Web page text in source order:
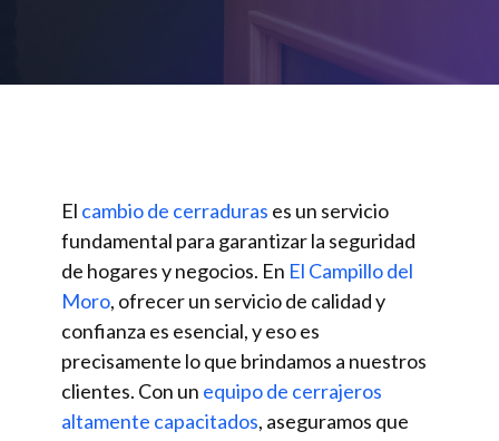
El cambio de cerraduras es un servicio
fundamental para garantizar la seguridad
de hogares y negocios. En El Campillo del
Moro, ofrecer un servicio de calidad y
confianza es esencial, y eso es
precisamente lo que brindamos a nuestros
clientes. Con un equipo de cerrajeros
altamente capacitados, aseguramos que